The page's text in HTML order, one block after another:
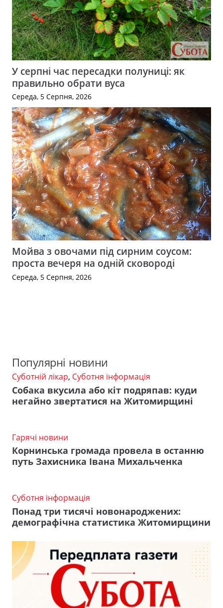
У серпні час пересадки полуниці: як
правильно обрати вуса
Середа, 5 Серпня, 2026
Мойва з овочами під сирним соусом:
проста вечеря на одній сковороді
Середа, 5 Серпня, 2026
Популярні новини
Суботній лікар, Суботня інформація
Собака вкусила або кіт подряпав: куди
негайно звертатися на Житомирщині
Гарячі новини
Корнинська громада провела в останню
путь Захисника Івана Михальченка
Суботня інформація
Понад три тисячі новонароджених:
демографічна статистика Житомирщини